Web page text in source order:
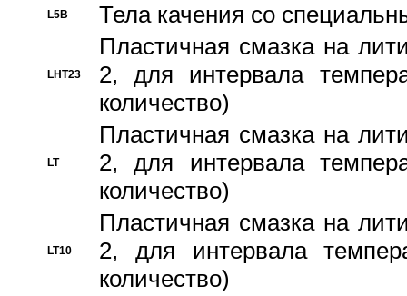
L5B Тела качения со
LHT23
Пластичная смазка на
2, для интервала
количество)
LT
Пластичная смазка на
2, для интервала
количество)
LT10
Пластичная смазка на
2, для интервала
количество)